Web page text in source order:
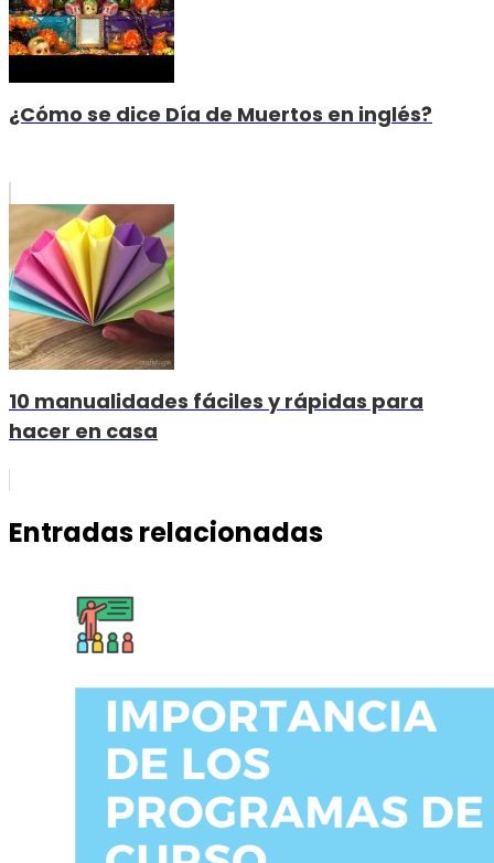
¿Cómo se dice Día de Muertos en inglés?
10 manualidades fáciles y rápidas para
hacer en casa
Entradas relacionadas